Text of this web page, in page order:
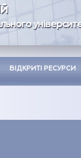
ВІДКРИТІ РЕСУРСИ